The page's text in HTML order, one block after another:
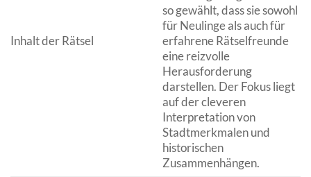
Inhalt der Rätsel
so gewählt, dass sie sowohl
für Neulinge als auch für
erfahrene Rätselfreunde
eine reizvolle
Herausforderung
darstellen. Der Fokus liegt
auf der cleveren
Interpretation von
Stadtmerkmalen und
historischen
Zusammenhängen.